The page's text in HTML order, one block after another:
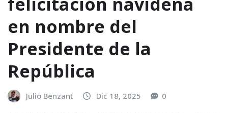
en nombre del
Presidente de la
República
Julio Benzant Dic 18, 2025 0